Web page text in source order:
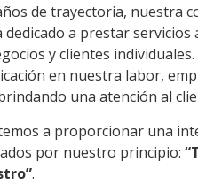
de trayectoria, nuestra
dedicado a prestar servicios
y clientes
en nuestra labor,
una atención al
a proporcionar una
por nuestro principio:
.